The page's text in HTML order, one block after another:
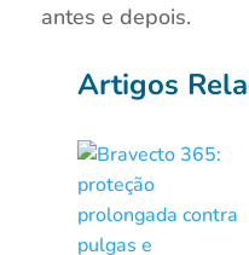
antes e depois.
Artigos